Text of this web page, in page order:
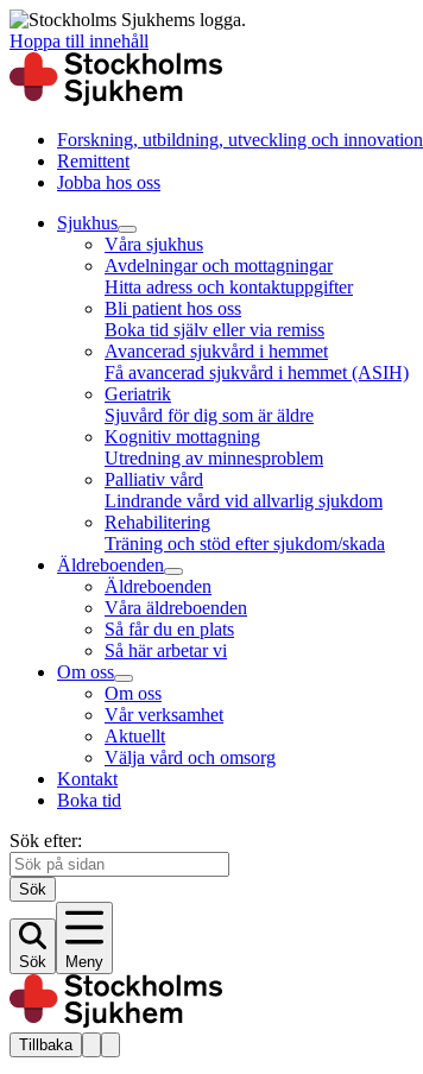
Hoppa till innehåll
Forskning, utbildning, utveckling och innovation
Remittent
Jobba hos oss
Sjukhus
Våra sjukhus
Avdelningar och mottagningar
Hitta adress och kontaktuppgifter
Bli patient hos oss
Boka tid själv eller via remiss
Avancerad sjukvård i hemmet
Få avancerad sjukvård i hemmet (ASIH)
Geriatrik
Sjuvård för dig som är äldre
Kognitiv mottagning
Utredning av minnesproblem
Palliativ vård
Lindrande vård vid allvarlig sjukdom
Rehabilitering
Träning och stöd efter sjukdom/skada
Äldreboenden
Äldreboenden
Våra äldreboenden
Så får du en plats
Så här arbetar vi
Om oss
Om oss
Vår verksamhet
Aktuellt
Välja vård och omsorg
Kontakt
Boka tid
Sök efter:
Sök
Sök Meny
Tillbaka